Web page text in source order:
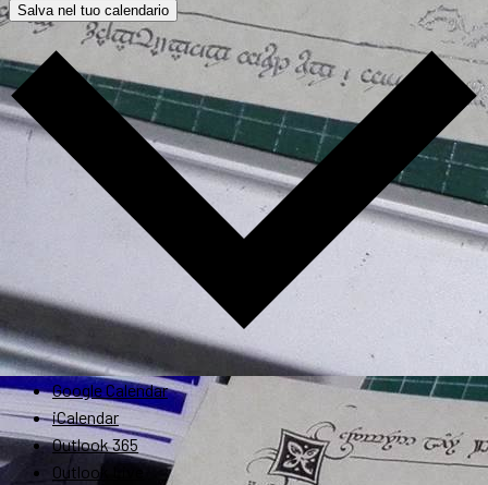
Salva nel tuo calendario
Google Calendar
iCalendar
Outlook 365
Outlook Live